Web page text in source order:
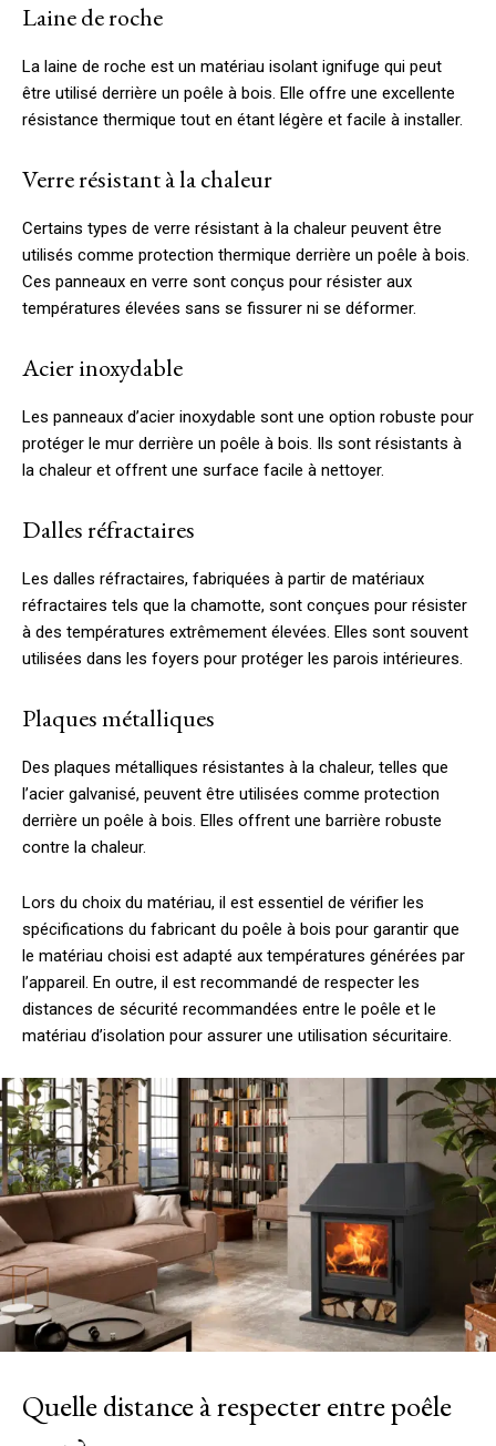
Laine de roche
La laine de roche est un matériau isolant ignifuge qui peut
être utilisé derrière un poêle à bois. Elle offre une excellente
résistance thermique tout en étant légère et facile à installer.
Verre résistant à la chaleur
Certains types de verre résistant à la chaleur peuvent être
utilisés comme protection thermique derrière un poêle à bois.
Ces panneaux en verre sont conçus pour résister aux
températures élevées sans se fissurer ni se déformer.
Acier inoxydable
Les panneaux d’acier inoxydable sont une option robuste pour
protéger le mur derrière un poêle à bois. Ils sont résistants à
la chaleur et offrent une surface facile à nettoyer.
Dalles réfractaires
Les dalles réfractaires, fabriquées à partir de matériaux
réfractaires tels que la chamotte, sont conçues pour résister
à des températures extrêmement élevées. Elles sont souvent
utilisées dans les foyers pour protéger les parois intérieures.
Plaques métalliques
Des plaques métalliques résistantes à la chaleur, telles que
l’acier galvanisé, peuvent être utilisées comme protection
derrière un poêle à bois. Elles offrent une barrière robuste
contre la chaleur.
Lors du choix du matériau, il est essentiel de vérifier les
spécifications du fabricant du poêle à bois pour garantir que
le matériau choisi est adapté aux températures générées par
l’appareil. En outre, il est recommandé de respecter les
distances de sécurité recommandées entre le poêle et le
matériau d’isolation pour assurer une utilisation sécuritaire.
Quelle distance à respecter entre poêle